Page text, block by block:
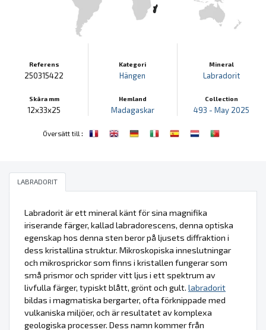
Referens
250315422
Skära mm
12x33x25
Kategori
Hängen
Hemland
Madagaskar
Mineral
Labradorit
Collection
493 - May 2025
Översätt till :
LABRADORIT
Labradorit är ett mineral känt för sina magnifika
iriserande färger, kallad labradorescens, denna optiska
egenskap hos denna sten beror på ljusets diffraktion i
dess kristallina struktur. Mikroskopiska inneslutningar
och mikrosprickor som finns i kristallen fungerar som
små prismor och sprider vitt ljus i ett spektrum av
livfulla färger, typiskt blått, grönt och gult. labradorit
bildas i magmatiska bergarter, ofta förknippade med
vulkaniska miljöer, och är resultatet av komplexa
geologiska processer. Dess namn kommer från